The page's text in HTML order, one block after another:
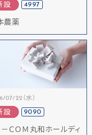
設 4997
農薬
07/22（水）
設 9090
－ＣＯＭ丸和ホールディ